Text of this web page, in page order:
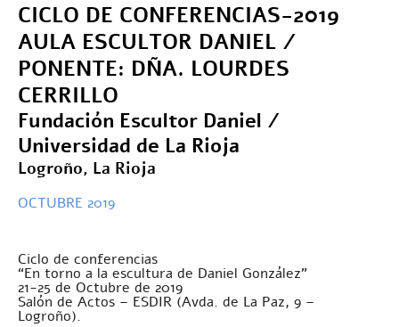
CICLO DE CONFERENCIAS-2019
AULA ESCULTOR DANIEL /
PONENTE: DÑA. LOURDES
CERRILLO
Fundación Escultor Daniel /
Universidad de La Rioja
Logroño, La Rioja
OCTUBRE 2019
Ciclo de conferencias
“En torno a la escultura de Daniel González”
21-25 de Octubre de 2019
Salón de Actos – ESDIR (Avda. de La Paz, 9 –
Logroño).